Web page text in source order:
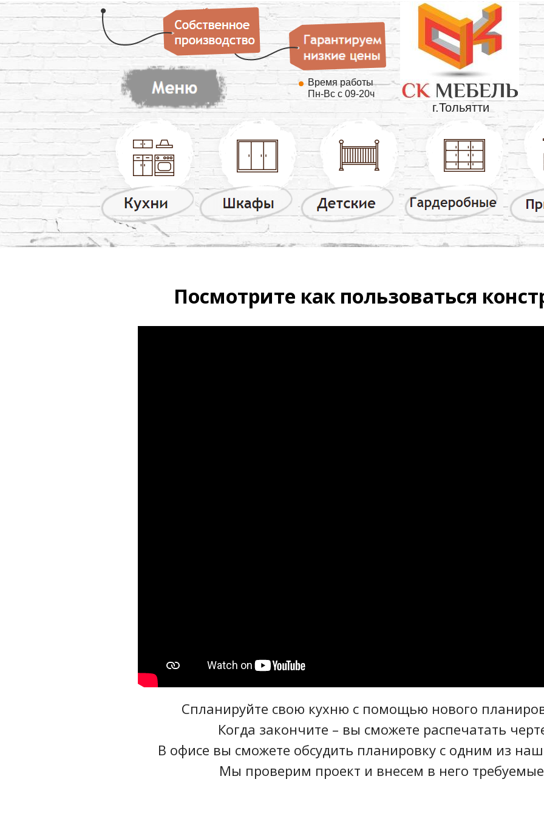
Посмотрите как пользоваться
Спланируйте свою кухню с помощью нового
Когда закончите – вы сможете распечатать
В офисе вы сможете обсудить планировку с одним из
Мы проверим проект и внесем в него
г.Тольятти
Время работы
Пн-Вс с 09-20ч